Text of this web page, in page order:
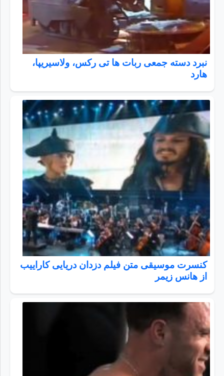
نبرد دسته جمعی ربات ها تی رکس، ولاسیریپا،
هارد
کنسرت موسیقی متن فیلم دزدان دریایی کاراییب
از هانس زیمر